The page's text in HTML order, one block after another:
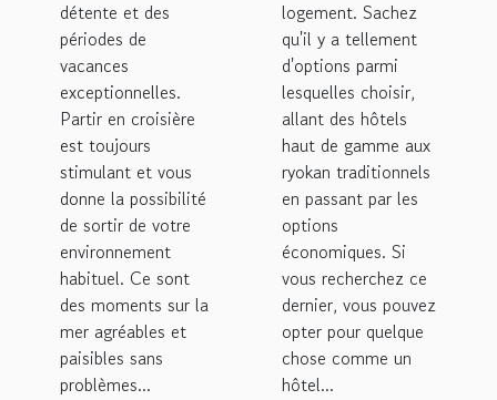
détente et des
périodes de
vacances
exceptionnelles.
Partir en croisière
est toujours
stimulant et vous
donne la possibilité
de sortir de votre
environnement
habituel. Ce sont
des moments sur la
mer agréables et
paisibles sans
problèmes...
logement. Sachez
qu'il y a tellement
d'options parmi
lesquelles choisir,
allant des hôtels
haut de gamme aux
ryokan traditionnels
en passant par les
options
économiques. Si
vous recherchez ce
dernier, vous pouvez
opter pour quelque
chose comme un
hôtel...